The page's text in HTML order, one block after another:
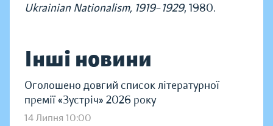
Ukrainian Nationalism, 1919–1929, 1980.
Інші новини
Оголошено довгий список літературної
премії «Зустріч» 2026 року
14 Липня 10:00